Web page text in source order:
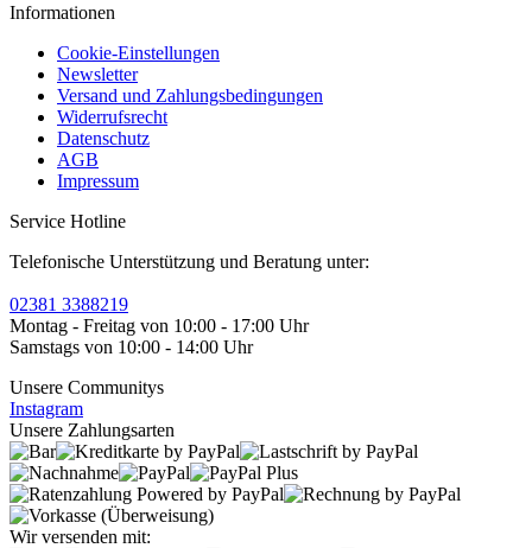
Informationen
Cookie-Einstellungen
Newsletter
Versand und Zahlungsbedingungen
Widerrufsrecht
Datenschutz
AGB
Impressum
Service Hotline
Telefonische Unterstützung und Beratung unter:
02381 3388219
Montag - Freitag von 10:00 - 17:00 Uhr
Samstags von 10:00 - 14:00 Uhr
Unsere Communitys
Instagram
Unsere Zahlungsarten
Wir versenden mit: